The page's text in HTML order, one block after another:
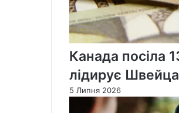
Канада посіла
лідирує
5 Липня 2026